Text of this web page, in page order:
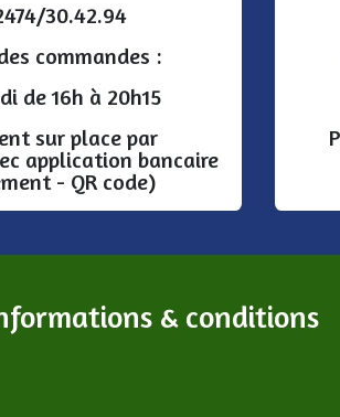
30.42.94
commandes :
de 16h à 20h15
sur place par
application bancaire
- QR code)
& conditions